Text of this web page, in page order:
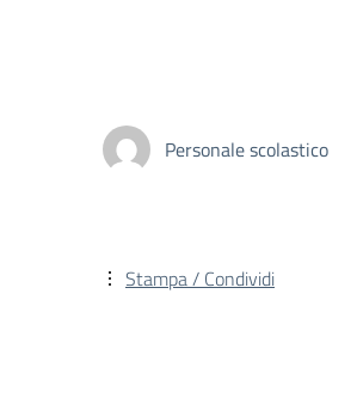
Personale scolastico
Stampa / Condividi